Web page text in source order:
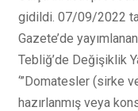
gidildi. 07/09/2022
Gazete’de
Tebliğ’de Değişiklik
‘”Domatesler (sirke
hazırlanmış veya